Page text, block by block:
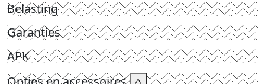
Belasting
Garanties
APK